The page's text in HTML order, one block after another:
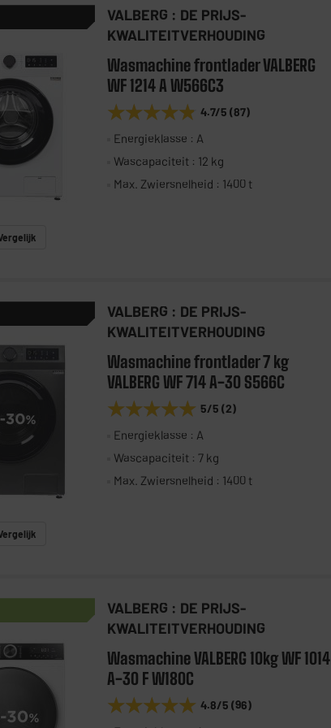
VALBERG : DE PRIJS-
KWALITEITVERHOUDING
Wasmachine frontlader VALBERG
WF 1214 A W566C3
★★★★★
★★★★★ 4.7/5 (87)
Energieklasse : A
Wascapaciteit : 12 kg
Max. Zwiersnelheid : 1400 t
VALBERG : DE PRIJS-
KWALITEITVERHOUDING
Wasmachine frontlader 7 kg
VALBERG WF 714 A-30 S566C
★★★★★
★★★★★ 5/5 (2)
Energieklasse : A
Wascapaciteit : 7 kg
Max. Zwiersnelheid : 1400 t
VALBERG : DE PRIJS-
KWALITEITVERHOUDING
Wasmachine VALBERG 10kg WF 1014
A-30 F W180C
★★★★★
★★★★★ 4.8/5 (96)